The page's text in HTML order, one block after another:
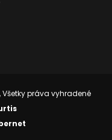
Všetky práva vyhradené